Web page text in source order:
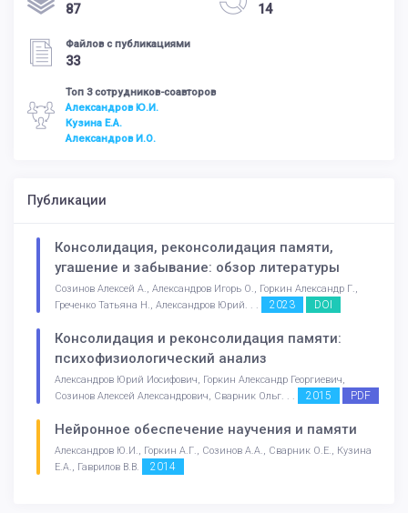
87 14
Файлов с публикациями
33
Топ 3 сотрудников-соавторов
Александров Ю.И.
Кузина Е.А.
Александров И.О.
Публикации
Консолидация, реконсолидация памяти,
угашение и забывание: обзор литературы
Созинов Алексей А., Александров Игорь О., Горкин Александр Г.,
Греченко Татьяна Н., Александров Юрий. . .
2023 DOI
Консолидация и реконсолидация памяти:
психофизиологический анализ
Александров Юрий Иосифович, Горкин Александр Георгиевич,
Созинов Алексей Александрович, Сварник Ольг. . .
2015 PDF
Нейронное обеспечение научения и памяти
Александров Ю.И., Горкин А.Г., Созинов А.А., Сварник О.Е., Кузина
Е.А., Гаврилов В.В.
2014